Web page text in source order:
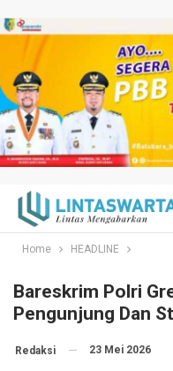
Home HEADLINE
Bareskrim Polri
Pengunjung Dan
Redaksi 23 Mei 2026